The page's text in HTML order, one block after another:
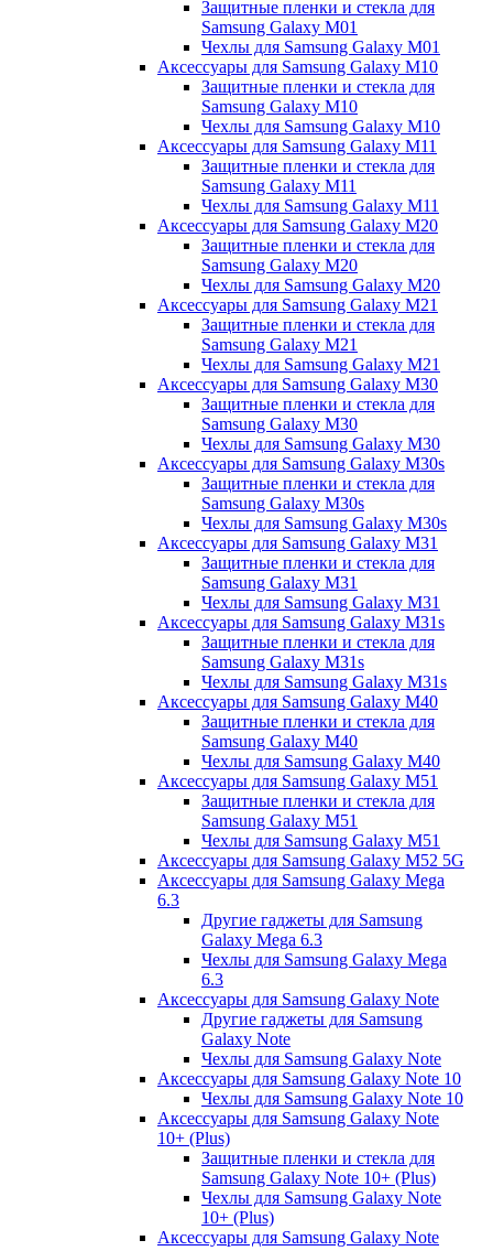
Защитные пленки и стекла для
Samsung Galaxy M01
Чехлы для Samsung Galaxy M01
Аксессуары для Samsung Galaxy M10
Защитные пленки и стекла для
Samsung Galaxy M10
Чехлы для Samsung Galaxy M10
Аксессуары для Samsung Galaxy M11
Защитные пленки и стекла для
Samsung Galaxy M11
Чехлы для Samsung Galaxy M11
Аксессуары для Samsung Galaxy M20
Защитные пленки и стекла для
Samsung Galaxy M20
Чехлы для Samsung Galaxy M20
Аксессуары для Samsung Galaxy M21
Защитные пленки и стекла для
Samsung Galaxy M21
Чехлы для Samsung Galaxy M21
Аксессуары для Samsung Galaxy M30
Защитные пленки и стекла для
Samsung Galaxy M30
Чехлы для Samsung Galaxy M30
Аксессуары для Samsung Galaxy M30s
Защитные пленки и стекла для
Samsung Galaxy M30s
Чехлы для Samsung Galaxy M30s
Аксессуары для Samsung Galaxy M31
Защитные пленки и стекла для
Samsung Galaxy M31
Чехлы для Samsung Galaxy M31
Аксессуары для Samsung Galaxy M31s
Защитные пленки и стекла для
Samsung Galaxy M31s
Чехлы для Samsung Galaxy M31s
Аксессуары для Samsung Galaxy M40
Защитные пленки и стекла для
Samsung Galaxy M40
Чехлы для Samsung Galaxy M40
Аксессуары для Samsung Galaxy M51
Защитные пленки и стекла для
Samsung Galaxy M51
Чехлы для Samsung Galaxy M51
Аксессуары для Samsung Galaxy M52 5G
Аксессуары для Samsung Galaxy Mega
6.3
Другие гаджеты для Samsung
Galaxy Mega 6.3
Чехлы для Samsung Galaxy Mega
6.3
Аксессуары для Samsung Galaxy Note
Другие гаджеты для Samsung
Galaxy Note
Чехлы для Samsung Galaxy Note
Аксессуары для Samsung Galaxy Note 10
Чехлы для Samsung Galaxy Note 10
Аксессуары для Samsung Galaxy Note
10+ (Plus)
Защитные пленки и стекла для
Samsung Galaxy Note 10+ (Plus)
Чехлы для Samsung Galaxy Note
10+ (Plus)
Аксессуары для Samsung Galaxy Note